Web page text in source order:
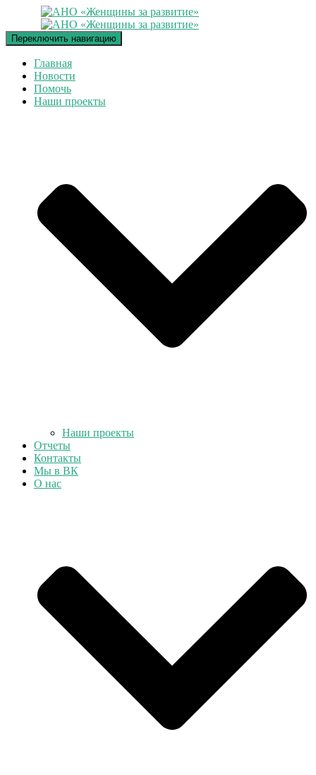
Переключить навигацию
Главная
Новости
Помочь
Наши проекты
Наши проекты
Отчеты
Контакты
Мы в ВК
О нас